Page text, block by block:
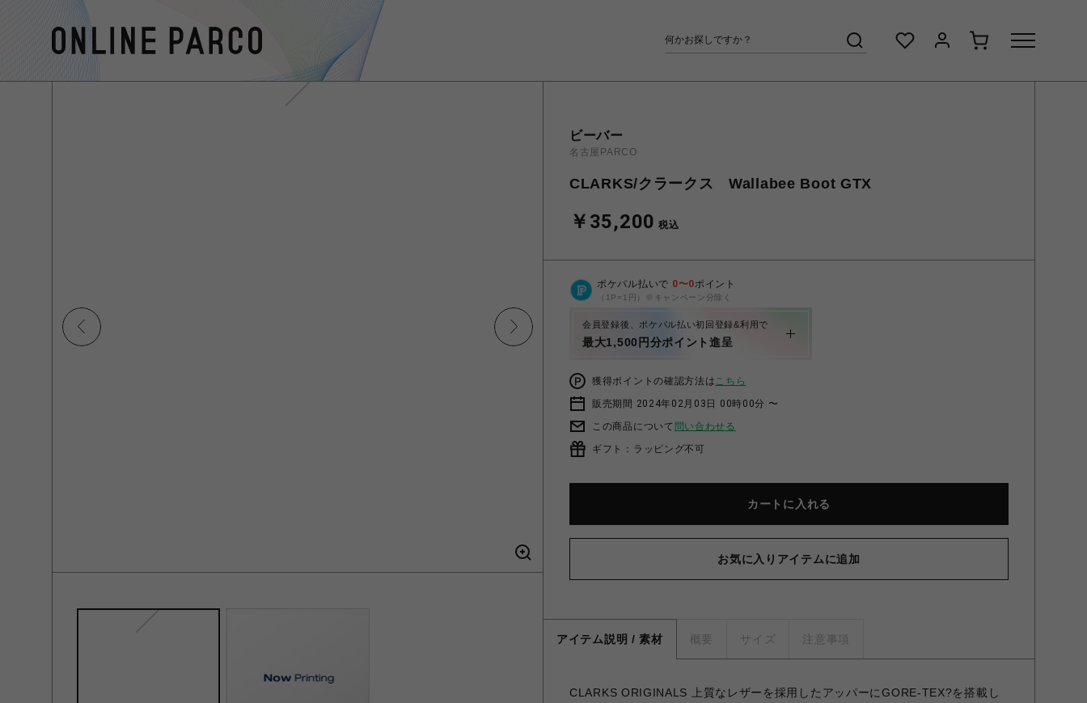
ビーバー
名古屋PARCO
CLARKS/クラークス Wallabee Boot GTX
￥35,200 税込
ポケパル払いで 0〜0ポイント
（1P=1円）※キャンペーン分除く
会員登録後、ポケパル払い初回登録&利用で
最大1,500円分ポイント進呈
獲得ポイントの確認方法はこちら
販売期間 2024年02月03日 00時00分 〜
この商品について 問い合わせる
ギフト：ラッピング不可
カートに入れる
お気に入りアイテムに追加
アイテム説明 / 素材 概要 サイズ 注意事項
CLARKS ORIGINALS 上質なレザーを採用したアッパーにGORE-TEX?を搭載し